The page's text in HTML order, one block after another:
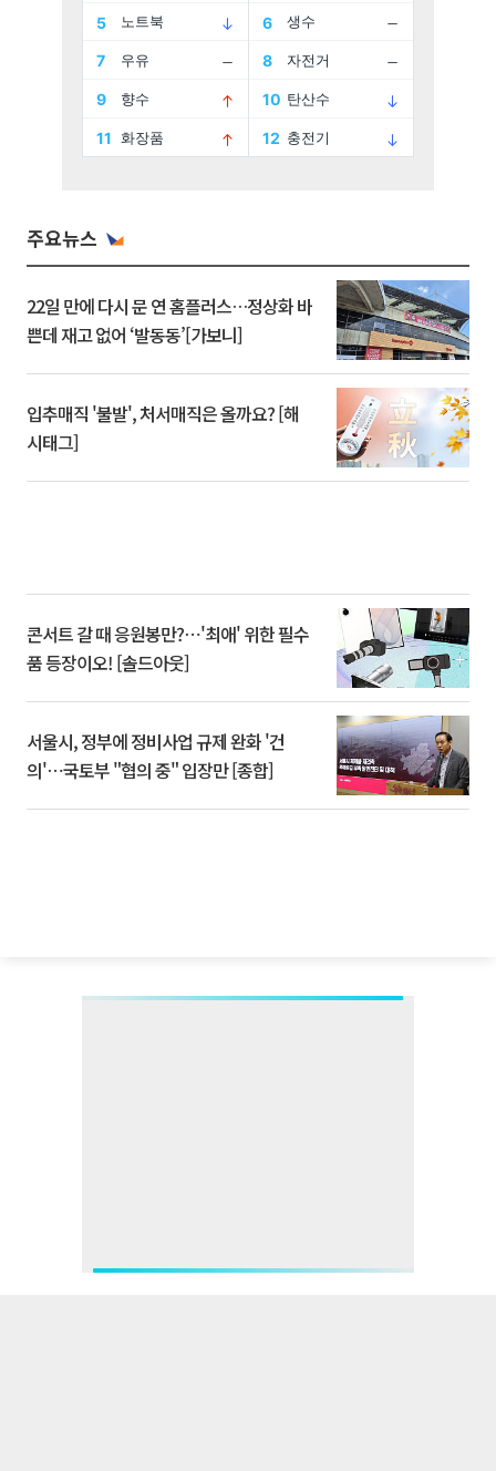
주요뉴스
22일 만에 다시 문 연 홈플러스…정상화 바
쁜데 재고 없어 ‘발동동’[가보니]
입추매직 '불발', 처서매직은 올까요? [해
시태그]
콘서트 갈 때 응원봉만?⋯'최애' 위한 필수
품 등장이오! [솔드아웃]
서울시, 정부에 정비사업 규제 완화 '건
의'⋯국토부 "협의 중" 입장만 [종합]